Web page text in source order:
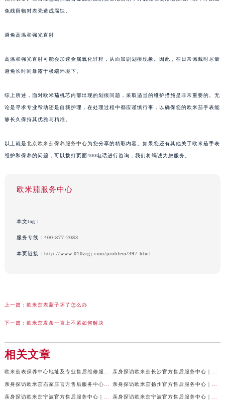
免残留物对表壳造成腐蚀。
避免高温和强光直射
高温和强光直射可能会加速金属氧化过程，从而加剧划痕现象。因此，在日常佩戴时尽量
避免长时间暴露于极端环境下。
综上所述，面对欧米茄机芯内部出现的划痕问题，采取适当的维护措施是非常重要的。无
论是寻求专业帮助还是自我护理，在处理过程中都应谨慎行事，以确保您的欧米茄手表能
够长久保持其优雅与精准。
以上就是北京欧米茄保养服务中心为您分享的精彩内容。如果您还有其他关于欧米茄手表
维护和保养的问题，可以拨打页面400电话进行咨询，我们将竭诚为您服务。
欧米茄服务中心
本文tag：
服务专线： 400-877-2083
本页链接： http://www.010zrgj.com/problem/397.html
上一篇： 欧米茄表蒙子坏了怎么办
下一篇： 欧米茄发条一直上不紧如何解决
相关文章